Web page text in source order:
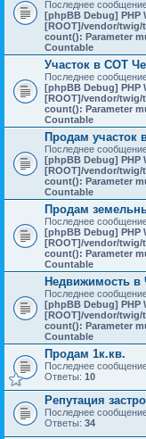
Последнее
[phpBB Debug] PHP
[ROOT]/vendor/
count(): Parameter
Countable
Участок в СОТ
Последнее
[phpBB Debug] PHP
[ROOT]/vendor/
count(): Parameter
Countable
Продам участок
Последнее
[phpBB Debug] PHP
[ROOT]/vendor/
count(): Parameter
Countable
Продам
Последнее
[phpBB Debug] PHP
[ROOT]/vendor/
count(): Parameter
Countable
Недвижимость в
Последнее
[phpBB Debug] PHP
[ROOT]/vendor/
count(): Parameter
Countable
Продам 1к.кв.
Последнее
Ответы: 10
Репутация
Последнее
Ответы: 34